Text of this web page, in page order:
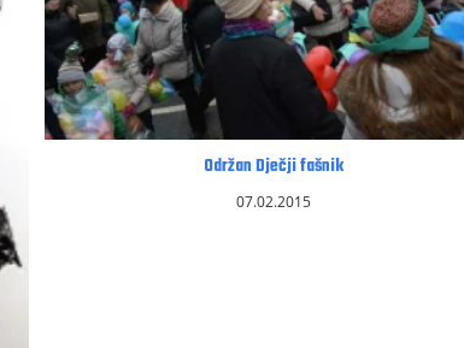
Održan Dječji fašnik
07.02.2015